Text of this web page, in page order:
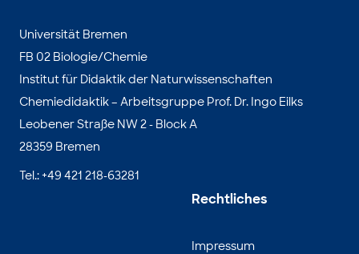
Universität Bremen
FB 02 Biologie/Chemie
Institut für Didaktik der Naturwissenschaften
Chemiedidaktik – Arbeitsgruppe Prof. Dr. Ingo Eilks
Leobener Straße NW 2 - Block A
28359 Bremen
Tel.: +49 421 218-63281
Rechtliches
Impressum